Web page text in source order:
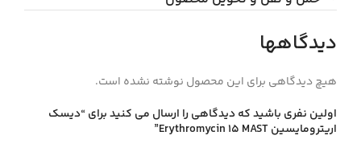
دیدگاهها
هیچ دیدگاهی برای این محصول نوشته نشده است.
اولین نفری باشید که دیدگاهی را ارسال می کنید برای “ديسك
اريترومايسين Erythromycin 15 MAST”